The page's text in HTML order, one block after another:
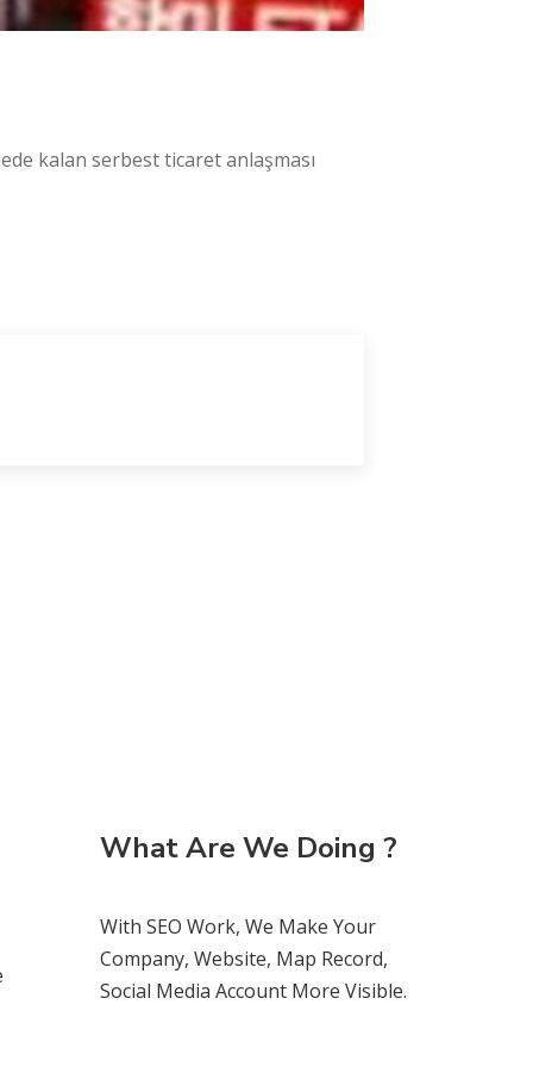
kalan serbest ticaret anlaşması
What Are We Doing ?
With SEO Work, We Make Your
Company, Website, Map Record,
Social Media Account More Visible.